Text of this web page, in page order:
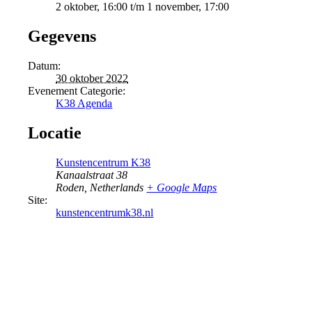
2 oktober, 16:00 t/m 1 november, 17:00
Gegevens
Datum:
30 oktober 2022
Evenement Categorie:
K38 Agenda
Locatie
Kunstencentrum K38
Kanaalstraat 38
Roden Netherlands + Google Maps
Site:
kunstencentrumk38.nl